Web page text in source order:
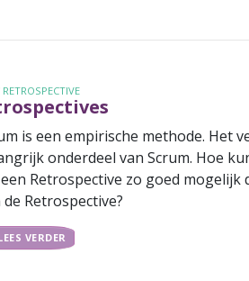
RETROSPECTIVE
is een empirische methode. Het
onderdeel van Scrum. Hoe
Retrospective zo goed mogelijk
de Retrospective?
VERDER